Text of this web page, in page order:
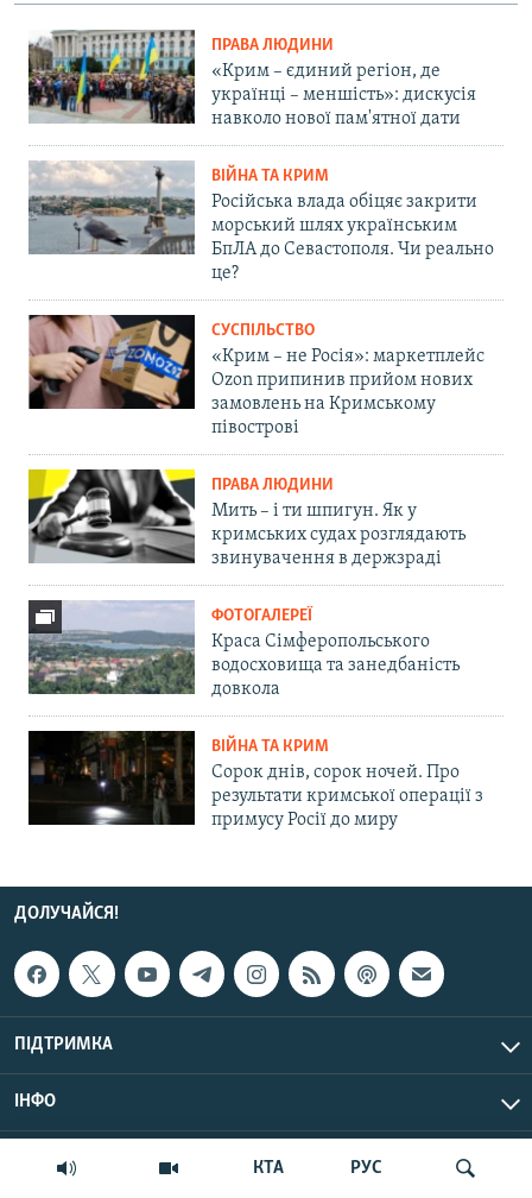
КТА РУС
ПРАВА ЛЮДИНИ
«Крим – єдиний регіон, де
українці – меншість»: дискусія
навколо нової пам'ятної дати
ВІЙНА ТА КРИМ
Російська влада обіцяє закрити
морський шлях українським
БпЛА до Севастополя. Чи реально
це?
СУСПІЛЬСТВО
«Крим – не Росія»: маркетплейс
Ozon припинив прийом нових
замовлень на Кримському
півострові
ПРАВА ЛЮДИНИ
Мить – і ти шпигун. Як у
кримських судах розглядають
звинувачення в держзраді
ФОТОГАЛЕРЕЇ
Краса Сімферопольського
водосховища та занедбаність
довкола
ВІЙНА ТА КРИМ
Сорок днів, сорок ночей. Про
результати кримської операції з
примусу Росії до миру
ДОЛУЧАЙСЯ!
ПІДТРИМКА
ІНФО
© Крим.Реалії, 2026 | Усі права застережено.